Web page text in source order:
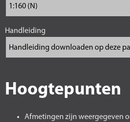
Handleiding
Hoogtepunten
Afmetingen zijn weergegeven